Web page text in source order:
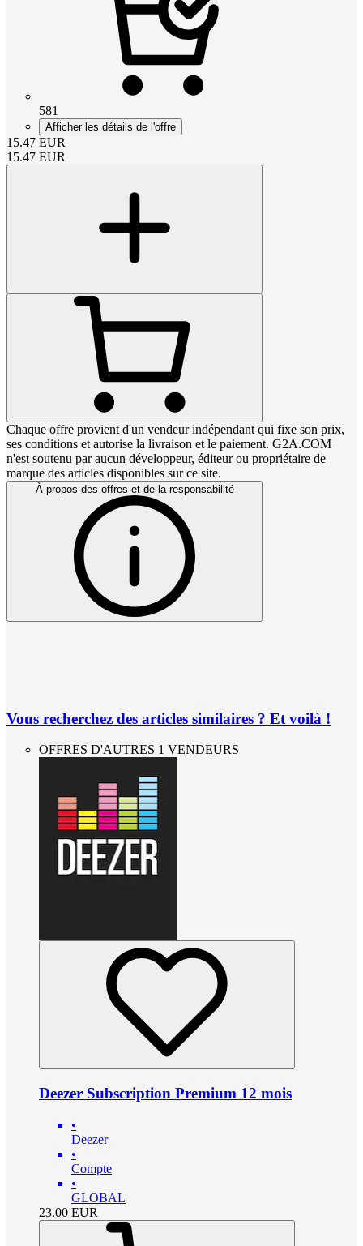
581
Afficher les détails de l'offre
15.47 EUR
15.47 EUR
Chaque offre provient d'un vendeur indépendant qui fixe son prix,
ses conditions et autorise la livraison et le paiement. G2A.COM
n'est soutenu par aucun développeur, éditeur ou propriétaire de
marque des articles disponibles sur ce site.
À propos des offres et de la responsabilité
Vous recherchez des articles similaires ? Et voilà !
OFFRES D'AUTRES 1 VENDEURS
Deezer Subscription Premium 12 mois
•
Deezer
•
Compte
•
GLOBAL
23.00 EUR